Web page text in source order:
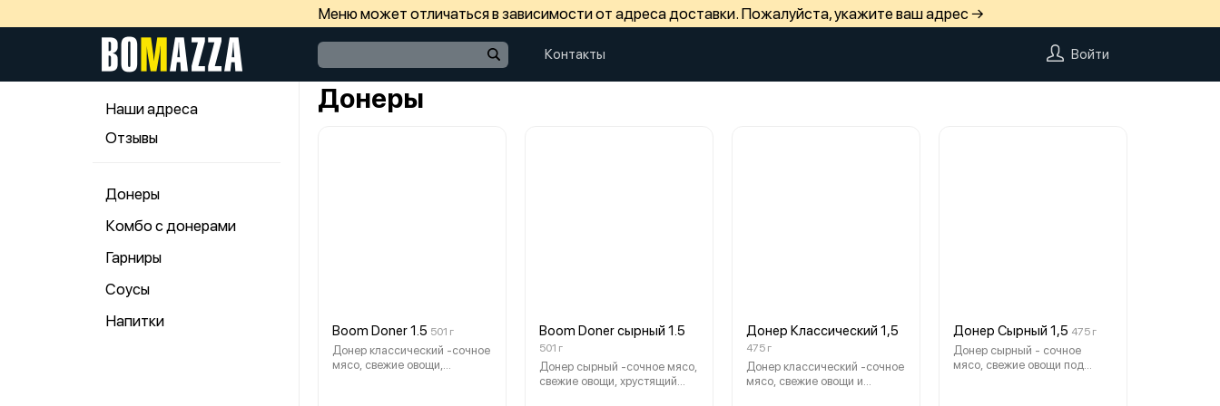
Меню может отличаться в зависимости от адреса доставки. Пожалуйста, укажите ваш адрес →
Контакты Войти
Наши адреса
Отзывы
Донеры
Комбо с донерами
Гарниры
Соусы
Напитки
Донеры
Boom Doner 1.5 501 г
Донер классический -сочное
мясо, свежие овощи,
Boom Doner сырный 1.5
501 г
Донер сырный -сочное мясо,
свежие овощи, хрустящий
Донер Классический 1,5
475 г
Донер классический -сочное
мясо, свежие овощи и
Донер Сырный 1,5 475 г
Донер сырный - сочное
мясо, свежие овощи под